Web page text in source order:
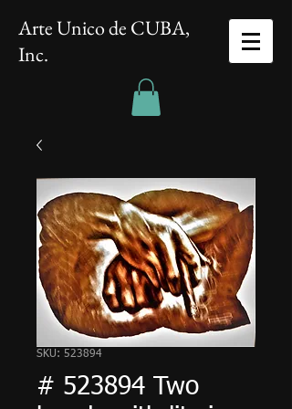
Arte Unico de CUBA,
Inc.
SKU: 523894
# 523894 Two